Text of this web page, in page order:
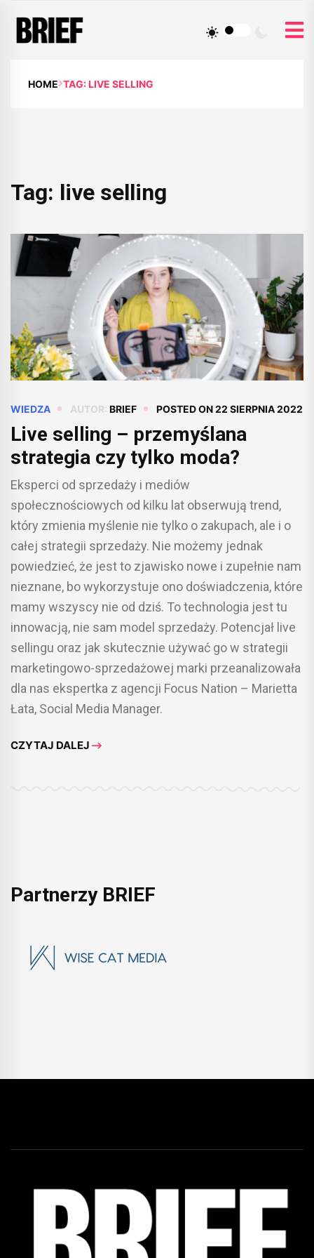
HOME TAG: LIVE SELLING
Tag: live selling
WIEDZA AUTOR: BRIEF POSTED ON22 SIERPNIA 2022
Live selling – przemyślana
strategia czy tylko moda?
Eksperci od sprzedaży i mediów
społecznościowych od kilku lat obserwują trend,
który zmienia myślenie nie tylko o zakupach, ale i o
całej strategii sprzedaży. Nie możemy jednak
powiedzieć, że jest to zjawisko nowe i zupełnie nam
nieznane, bo wykorzystuje ono doświadczenia, które
mamy wszyscy nie od dziś. To technologia jest tu
innowacją, nie sam model sprzedaży. Potencjał live
sellingu oraz jak skutecznie używać go w strategii
marketingowo-sprzedażowej marki przeanalizowała
dla nas ekspertka z agencji Focus Nation – Marietta
Łata, Social Media Manager.
CZYTAJ DALEJ
Partnerzy BRIEF